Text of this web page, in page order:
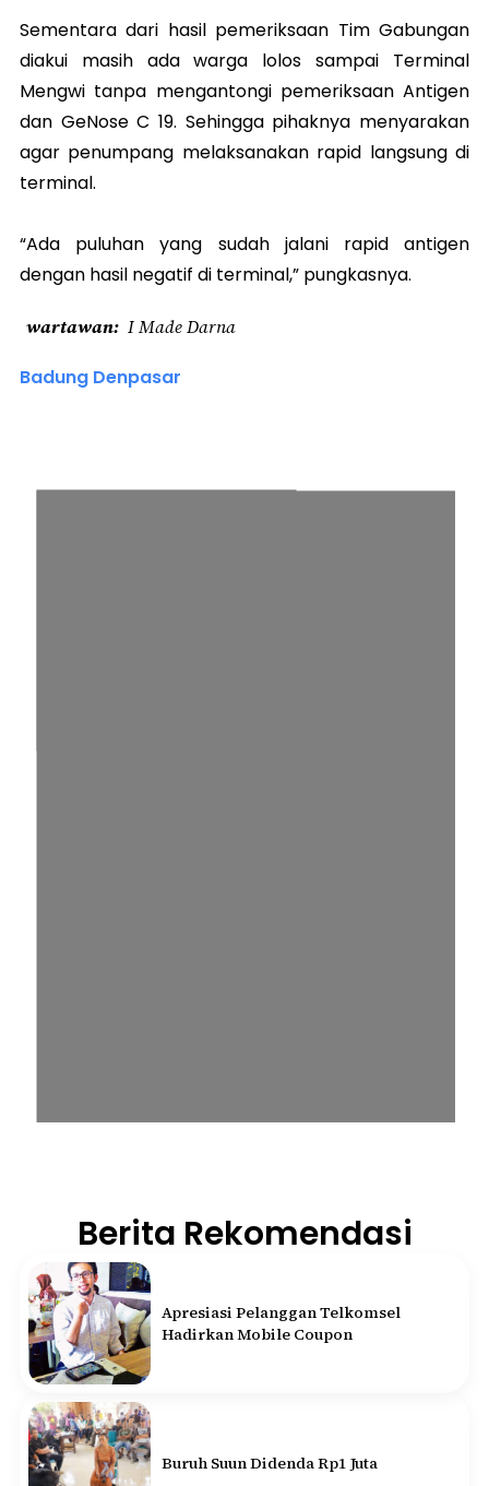
Sementara dari hasil pemeriksaan Tim Gabungan
diakui masih ada warga lolos sampai Terminal
Mengwi tanpa mengantongi pemeriksaan Antigen
dan GeNose C 19. Sehingga pihaknya menyarakan
agar penumpang melaksanakan rapid langsung di
terminal.
“Ada puluhan yang sudah jalani rapid antigen
dengan hasil negatif di terminal,” pungkasnya.
wartawan I Made Darna
Badung Denpasar
Berita Rekomendasi
Apresiasi Pelanggan Telkomsel
Hadirkan Mobile Coupon
Buruh Suun Didenda Rp1 Juta